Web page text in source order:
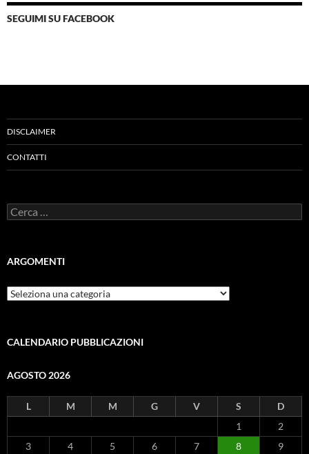
SEGUIMI SU FACEBOOK
DISCLAIMER
CONTATTI
Ricerca
per:
ARGOMENTI
ARGOMENTI
CALENDARIO PUBBLICAZIONI
AGOSTO 2026
L M M G V S
D
1
2
3
4 5 6 7 8
9